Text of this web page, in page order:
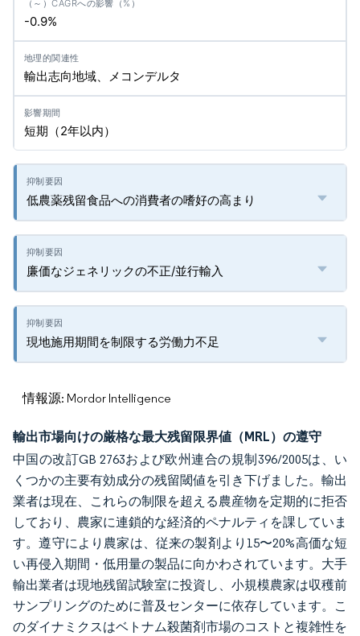
-0.9%
輸出志向地域、メコンデルタ
短期（2年以内）
低農薬残留食品への消費者の嗜好の高まり
廉価なジェネリックの不正/並行輸入
現地施用期間を制限する労働力不足
情報源: Mordor Intelligence
輸出市場向けの厳格な最大残留限界値（MRL）の遵守
中国の改訂GB 2763および欧州連合の規制396/2005は、い
くつかの主要有効成分の残留閾値を引き下げました。輸出
業者は現在、これらの制限を超える農産物を定期的に拒否
しており、農家に連鎖的な経済的ペナルティを課していま
す。遵守により農家は、従来の製剤より15〜20%高価な短
い再侵入期間・低用量の製品に向かわされています。大手
輸出業者は現地残留試験室に投資し、小規模農家は収穫前
サンプリングのために普及センターに依存しています。こ
のダイナミクスはベトナム殺菌剤市場のコストと複雑性を